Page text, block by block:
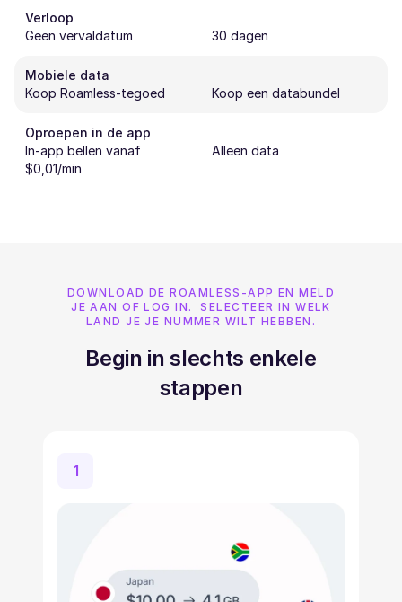
Verloop
Geen vervaldatum
30 dagen
Mobiele data
Koop Roamless-tegoed
Koop een databundel
Oproepen in de app
In-app bellen vanaf
$0,01/min
Alleen data
DOWNLOAD DE ROAMLESS-APP EN MELD
JE AAN OF LOG IN. SELECTEER IN WELK
LAND JE JE NUMMER WILT HEBBEN.
Begin in slechts enkele
stappen
1